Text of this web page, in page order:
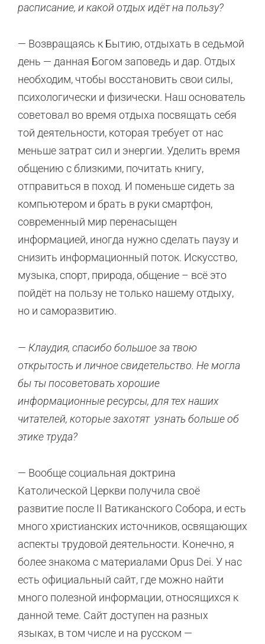
расписание, и какой отдых идёт на пользу?
— Возвращаясь к Бытию, отдыхать в седьмой
день — данная Богом заповедь и дар. Отдых
необходим, чтобы восстановить свои силы,
психологически и физически. Наш основатель
советовал во время отдыха посвящать себя
той деятельности, которая требует от нас
меньше затрат сил и энергии. Уделить время
общению с близкими, почитать книгу,
отправиться в поход. И поменьше сидеть за
компьютером и брать в руки смартфон,
современный мир перенасыщен
информацией, иногда нужно сделать паузу и
снизить информационный поток. Искусство,
музыка, спорт, природа, общение – всё это
пойдёт на пользу не только нашему отдыху,
но и саморазвитию.
— Клаудия, спасибо большое за твою
открытость и личное свидетельство. Не могла
бы ты посоветовать хорошие
информационные ресурсы, для тех наших
читателей, которые захотят узнать больше об
этике труда?
— Вообще социальная доктрина
Католической Церкви получила своё
развитие после II Ватиканского Собора, и есть
много христианских источников, освящающих
аспекты трудовой деятельности. Конечно, я
более знакома с материалами Opus Dei. У нас
есть официальный сайт, где можно найти
много полезной информации, относящихся к
данной теме. Сайт доступен на разных
языках, в том числе и на русском —